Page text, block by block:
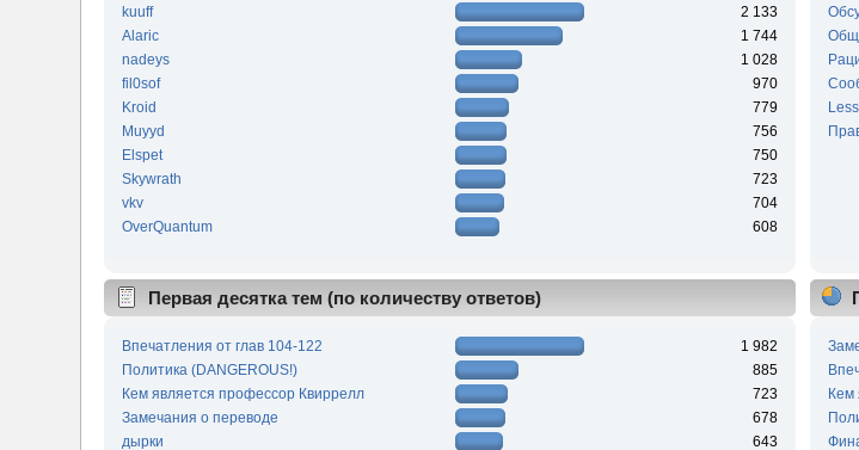
kuuff
2 133
Alaric
1 744
nadeys
1 028
fil0sof
970
Kroid
779
Muyyd
756
Elspet
750
Skywrath
723
vkv
704
OverQuantum
608
Первая десятка тем (по количеству ответов)
Впечатления от глав 104-122
1 982
Политика (DANGEROUS!)
885
Кем является профессор Квиррелл
723
Замечания о переводе
678
дырки
643
Кем